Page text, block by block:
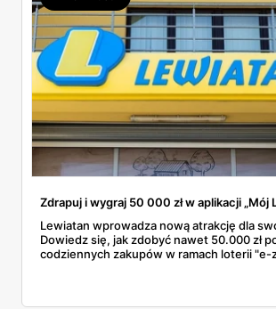
Zdrapuj i wygraj 50 000 zł w aplikacji „Mój
Lewiatan wprowadza nową atrakcję dla
Dowiedz się, jak zdobyć nawet 50.000 zł
codziennych zakupów w ramach loterii "e-